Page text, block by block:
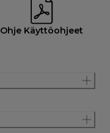
Ohje Käyttöohjeet